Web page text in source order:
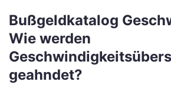
Bußgeldkatalog
Wie werden
geahndet?